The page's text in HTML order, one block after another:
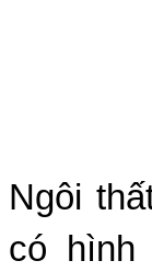
Ngôi
có hình